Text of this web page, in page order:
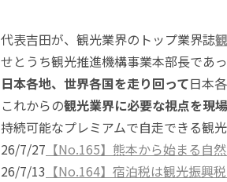
代表吉田が、観光業界のトップ業界誌
せとうち観光推進機構事業本部長であ
日本各地、世界各国を走り回って日本
これからの観光業界に必要な視点を現
持続可能なプレミアムで自走できる観
26/7/27 【No.165】熊本から始まる自
26/7/13 【No.164】宿泊税は観光振興